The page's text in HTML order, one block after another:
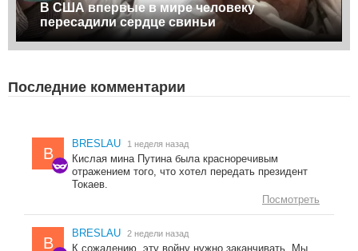
В США впервые в мире человеку
пересадили сердце свиньи
Последние комментарии
B
BRESLAU 1 неделя назад
Кислая мина Путина была красноречивым
отражением того, что хотел передать президент
Токаев.
Посмотреть
B
BRESLAU 2 недели назад
К сожалению, эту войну нужно заканчивать. Мы